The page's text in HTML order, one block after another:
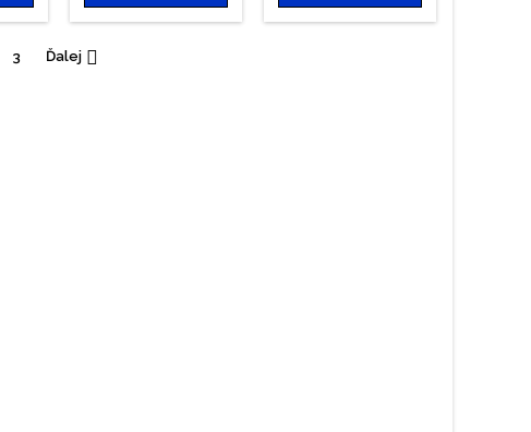
3 Ďalej 